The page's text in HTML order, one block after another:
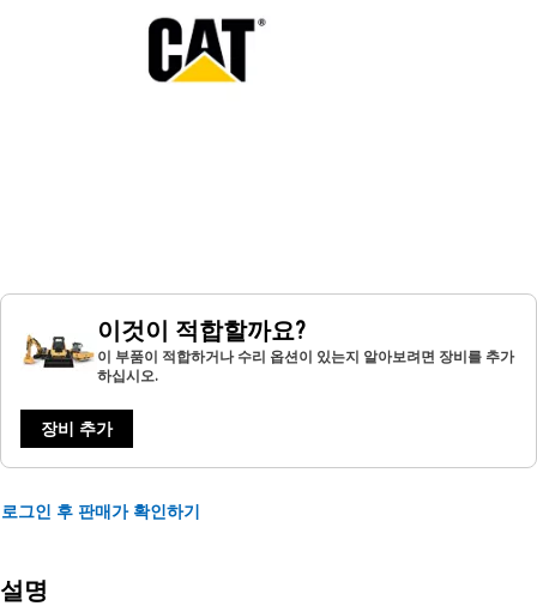
이것이 적합할까요?
이 부품이 적합하거나 수리 옵션이 있는지 알아보려면 장비를 추가
하십시오.
장비 추가
로그인 후 판매가 확인하기
설명